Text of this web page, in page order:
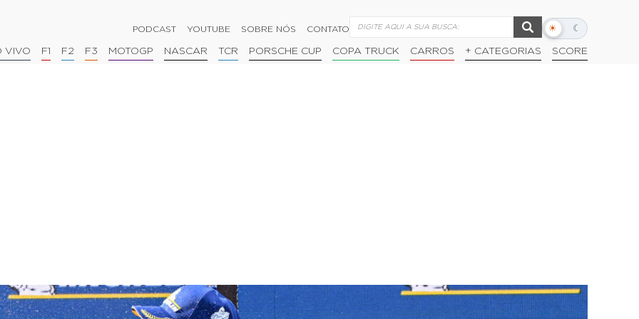
PODCAST YOUTUBE SOBRE NÓS CONTATO ☀ ☾
Alternar
escuro
VIVO F1 F2 F3 MOTOGP NASCAR TCR PORSCHE CUP COPA TRUCK CARROS + CATEGORIAS SCORE